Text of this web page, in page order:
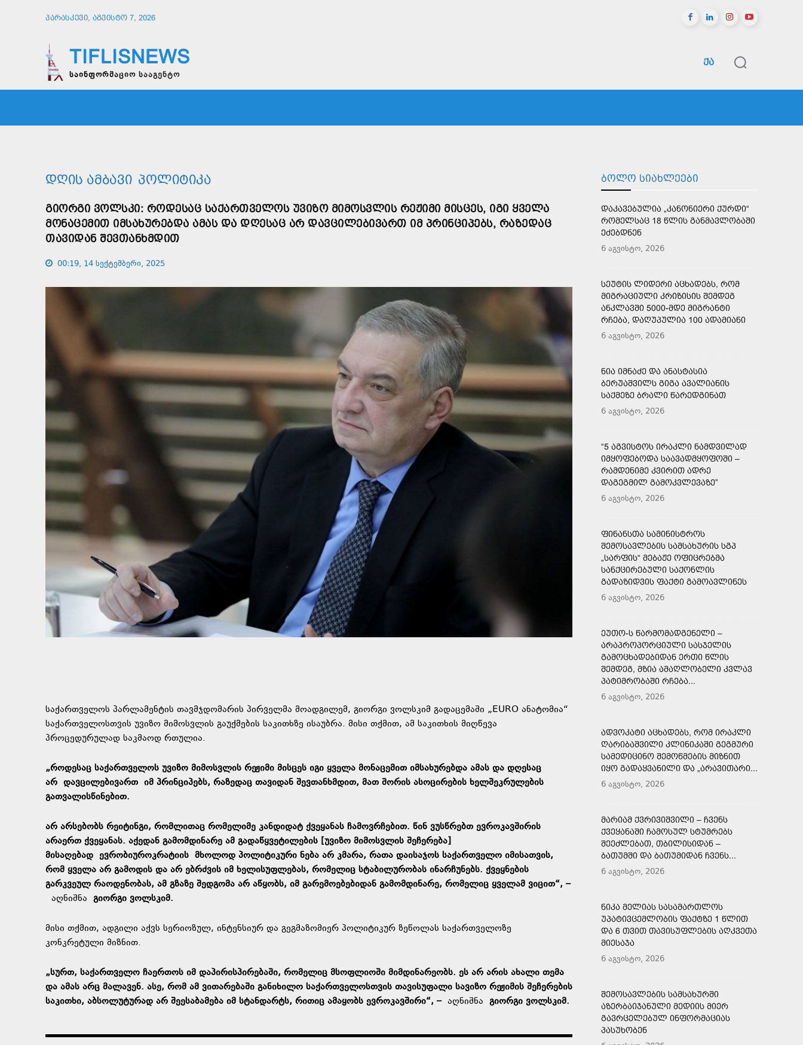
ᲞᲐᲠᲐᲡᲙᲔᲕᲘ, ᲐᲒᲕᲘᲡᲢᲝ 7, 2026
TIFLISNEWS
საინფორმაციო სააგენტო
ᲥᲐ
ᲓᲦᲘᲡ ᲐᲛᲑᲐᲕᲘ ᲞᲝᲚᲘᲢᲘᲙᲐ
ᲒᲘᲝᲠᲒᲘ ᲕᲝᲚᲡᲙᲘ: ᲠᲝᲓᲔᲡᲐᲪ ᲡᲐᲥᲐᲠᲗᲕᲔᲚᲝᲡ ᲣᲕᲘᲖᲝ ᲛᲘᲛᲝᲡᲕᲚᲘᲡ ᲠᲔᲟᲘᲛᲘ ᲛᲘᲡᲪᲔᲡ, ᲘᲒᲘ ᲧᲕᲔᲚᲐ
ᲛᲝᲜᲐᲪᲔᲛᲘᲗ ᲘᲛᲡᲐᲮᲣᲠᲔᲑᲓᲐ ᲐᲛᲐᲡ ᲓᲐ ᲓᲦᲔᲡᲐᲪ ᲐᲠ ᲓᲐᲕᲪᲘᲚᲔᲑᲘᲕᲐᲠᲗ ᲘᲛ ᲞᲠᲘᲜᲪᲘᲞᲔᲑᲡ, ᲠᲐᲖᲔᲓᲐᲪ
ᲗᲐᲕᲘᲓᲐᲜ ᲨᲔᲕᲗᲐᲜᲮᲛᲓᲘᲗ
00:19, 14 სექტემბერი, 2025
საქართველოს პარლამენტის თავმჯდომარის პირველმა მოადგილემ, გიორგი ვოლსკიმ გადაცემაში „EURO ანატომია“
საქართველოსთვის უვიზო მიმოსვლის გაუქმების საკითხზე ისაუბრა. მისი თქმით, ამ საკითხის მიღწევა
პროცედურულად საკმაოდ რთულია.
„როდესაც საქართველოს უვიზო მიმოსვლის რეჟიმი მისცეს იგი ყველა მონაცემით იმსახურებდა ამას და დღესაც
არ დავცილებივართ იმ პრინციპებს, რაზედაც თავიდან შევთანხმდით, მათ შორის ასოცირების ხელშეკრულების
გათვალისწინებით.
არ არსებობს რეიტინგი, რომლითაც რომელიმე კანდიდატ ქვეყანას ჩამოვრჩებით. წინ ვუსწრებთ ევროკავშირის
არაერთ ქვეყანას. აქედან გამომდინარე ამ გადაწყვეტილების [უვიზო მიმოსვლის შეჩერება]
მისაღებად ევრობიუროკრატიის მხოლოდ პოლიტიკური ნება არ კმარა, რათა დაისაჯოს საქართველო იმისათვის,
რომ ყველა არ გამოდის და არ ებრძვის იმ ხელისუფლებას, რომელიც სტაბილურობას ინარჩუნებს. ქვეყნების
გარკვეულ რაოდენობას, ამ გზაზე შედგომა არ აწყობს, იმ გარემოებებიდან გამომდინარე, რომელიც ყველამ ვიცით“, –
აღნიშნა გიორგი ვოლსკიმ.
მისი თქმით, ადგილი აქვს სერიოზულ, ინტენსიურ და გეგმაზომიერ პოლიტიკურ ზეწოლას საქართველოზე
კონკრეტული მიზნით.
„სურთ, საქართველო ჩაერთოს იმ დაპირისპირებაში, რომელიც მსოფლიოში მიმდინარეობს. ეს არ არის ახალი თემა
და ამას არც მალავენ. ასე, რომ ამ ვითარებაში განიხილო საქართველოსთვის თავისუფალი სავიზო რეჟიმის შეჩერების
საკითხი, აბსოლუტურად არ შეესაბამება იმ სტანდარტს, რითიც ამაყობს ევროკავშირი“, – აღნიშნა გიორგი ვოლსკიმ.
ᲑᲝᲚᲝ ᲡᲘᲐᲮᲚᲔᲔᲑᲘ
ᲓᲐᲙᲐᲕᲔᲑᲣᲚᲘᲐ „ᲙᲐᲜᲝᲜᲘᲔᲠᲘ ᲥᲣᲠᲓᲘ“
ᲠᲝᲛᲔᲚᲡᲐᲪ 18 ᲬᲚᲘᲡ ᲒᲐᲜᲛᲐᲕᲚᲝᲑᲐᲨᲘ
ᲔᲫᲔᲑᲓᲜᲔᲜ
6 აგვისტო, 2026
ᲡᲔᲣᲢᲘᲡ ᲚᲘᲓᲔᲠᲘ ᲐᲪᲮᲐᲓᲔᲑᲡ, ᲠᲝᲛ
ᲛᲘᲒᲠᲐᲪᲘᲣᲚᲘ ᲙᲠᲘᲖᲘᲡᲘᲡ ᲨᲔᲛᲓᲔᲒ
ᲐᲜᲙᲚᲐᲕᲨᲘ 5000-ᲛᲓᲔ ᲛᲘᲒᲠᲐᲜᲢᲘ
ᲠᲩᲔᲑᲐ, ᲓᲐᲦᲣᲞᲣᲚᲘᲐ 100 ᲐᲓᲐᲛᲘᲐᲜᲘ
6 აგვისტო, 2026
ᲜᲘᲐ ᲘᲛᲜᲐᲫᲔ ᲓᲐ ᲐᲜᲐᲡᲢᲐᲡᲘᲐ
ᲑᲔᲠᲣᲐᲨᲕᲘᲚᲡ ᲒᲘᲒᲐ ᲐᲕᲐᲚᲘᲐᲜᲘᲡ
ᲡᲐᲥᲛᲔᲖᲔ ᲑᲠᲐᲚᲘ ᲬᲐᲠᲔᲓᲒᲘᲜᲐᲗ
6 აგვისტო, 2026
“5 ᲐᲒᲕᲘᲡᲢᲝᲡ ᲘᲠᲐᲙᲚᲘ ᲜᲐᲛᲓᲕᲘᲚᲐᲓ
ᲘᲛᲧᲝᲤᲔᲑᲝᲓᲐ ᲡᲐᲐᲕᲐᲓᲛᲧᲝᲤᲝᲨᲘ –
ᲠᲐᲛᲓᲔᲜᲘᲛᲔ ᲙᲕᲘᲠᲘᲗ ᲐᲓᲠᲔ
ᲓᲐᲒᲔᲒᲛᲘᲚ ᲒᲐᲛᲝᲙᲕᲚᲔᲕᲐᲖᲔ”
6 აგვისტო, 2026
ᲤᲘᲜᲐᲜᲡᲗᲐ ᲡᲐᲛᲘᲜᲘᲡᲢᲠᲝᲡ
ᲨᲔᲛᲝᲡᲐᲕᲚᲔᲑᲘᲡ ᲡᲐᲛᲡᲐᲮᲣᲠᲘᲡ ᲡᲒᲞ
„ᲡᲐᲠᲤᲘᲡ“ ᲛᲔᲑᲐᲟᲔ ᲝᲤᲘᲪᲠᲔᲑᲛᲐ
ᲡᲐᲜᲥᲪᲘᲠᲔᲑᲣᲚᲘ ᲡᲐᲥᲝᲜᲚᲘᲡ
ᲒᲐᲓᲐᲖᲘᲓᲕᲘᲡ ᲤᲐᲥᲢᲘ ᲒᲐᲛᲝᲐᲕᲚᲘᲜᲔᲡ
6 აგვისტო, 2026
ᲔᲣᲗᲝ-Ს ᲬᲐᲠᲛᲝᲛᲐᲓᲒᲔᲜᲔᲚᲘ –
ᲐᲠᲐᲞᲠᲝᲞᲝᲠᲪᲘᲣᲚᲘ ᲡᲐᲡᲯᲔᲚᲘᲡ
ᲒᲐᲛᲝᲪᲮᲐᲓᲔᲑᲘᲓᲐᲜ ᲔᲠᲗᲘ ᲬᲚᲘᲡ
ᲨᲔᲛᲓᲔᲒ, ᲛᲖᲘᲐ ᲐᲛᲐᲦᲚᲝᲑᲔᲚᲘ ᲙᲕᲚᲐᲕ
ᲞᲐᲢᲘᲛᲠᲝᲑᲐᲨᲘ ᲠᲩᲔᲑᲐ...
6 აგვისტო, 2026
ᲐᲓᲕᲝᲙᲐᲢᲘ ᲐᲪᲮᲐᲓᲔᲑᲡ, ᲠᲝᲛ ᲘᲠᲐᲙᲚᲘ
ᲦᲐᲠᲘᲑᲐᲨᲕᲘᲚᲘ ᲙᲚᲘᲜᲘᲙᲐᲨᲘ ᲒᲔᲒᲛᲣᲠᲘ
ᲡᲐᲛᲔᲓᲘᲪᲘᲜᲝ ᲨᲔᲛᲝᲬᲛᲔᲑᲘᲡ ᲛᲘᲖᲜᲘᲗ
ᲘᲧᲝ ᲒᲐᲓᲐᲧᲕᲐᲜᲘᲚᲘ ᲓᲐ „ᲐᲠᲐᲕᲘᲗᲐᲠᲘ...
6 აგვისტო, 2026
ᲛᲐᲠᲘᲐᲛ ᲥᲕᲠᲘᲕᲘᲨᲕᲘᲚᲘ – ᲩᲕᲔᲜᲡ
ᲥᲕᲔᲧᲐᲜᲐᲨᲘ ᲩᲐᲛᲝᲡᲣᲚ ᲡᲢᲣᲛᲠᲔᲑᲡ
ᲨᲔᲔᲫᲚᲔᲑᲐᲗ, ᲗᲑᲘᲚᲘᲡᲘᲓᲐᲜ –
ᲑᲐᲗᲣᲛᲨᲘ ᲓᲐ ᲑᲐᲗᲣᲛᲘᲓᲐᲜ ᲩᲕᲔᲜᲡ...
6 აგვისტო, 2026
ᲜᲘᲙᲐ ᲛᲔᲚᲘᲐᲡ ᲡᲐᲡᲐᲛᲐᲠᲗᲚᲝᲡ
ᲣᲞᲐᲢᲘᲕᲪᲔᲛᲚᲝᲑᲘᲡ ᲤᲐᲥᲢᲖᲔ 1 ᲬᲚᲘᲗ
ᲓᲐ 6 ᲗᲕᲘᲗ ᲗᲐᲕᲘᲡᲣᲤᲚᲔᲑᲘᲡ ᲐᲦᲙᲕᲔᲗᲐ
ᲛᲘᲔᲡᲐᲯᲐ
6 აგვისტო, 2026
ᲨᲔᲛᲝᲡᲐᲕᲚᲔᲑᲘᲡ ᲡᲐᲛᲡᲐᲮᲣᲠᲨᲘ
ᲐᲖᲔᲠᲑᲐᲘᲯᲐᲜᲣᲚᲘ ᲛᲔᲓᲘᲘᲡ ᲛᲘᲔᲠ
ᲒᲐᲕᲠᲪᲔᲚᲔᲑᲣᲚ ᲘᲜᲤᲝᲠᲛᲐᲪᲘᲐᲡ
ᲞᲐᲡᲣᲮᲝᲑᲔᲜ